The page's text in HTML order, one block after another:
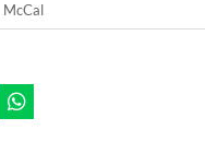
McCal